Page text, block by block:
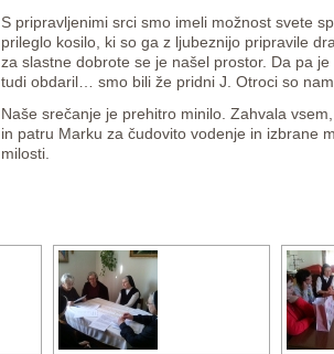
S pripravljenimi srci smo imeli možnost svete
prileglo kosilo, ki so ga z ljubeznijo pripravile
za slastne dobrote se je našel prostor. Da pa
tudi obdaril… smo bili že pridni J. Otroci so
Naše srečanje je prehitro minilo. Zahvala
in patru Marku za čudovito vodenje in izbrane
milosti.